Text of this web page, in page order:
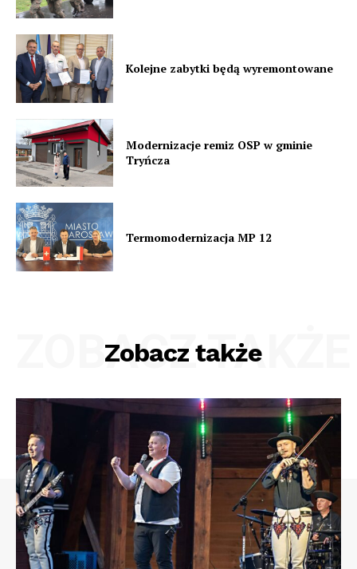
Kolejne zabytki będą wyremontowane
Modernizacje remiz OSP w gminie
Tryńcza
Termomodernizacja MP 12
Zobacz także
ZOBACZ TAKŻE